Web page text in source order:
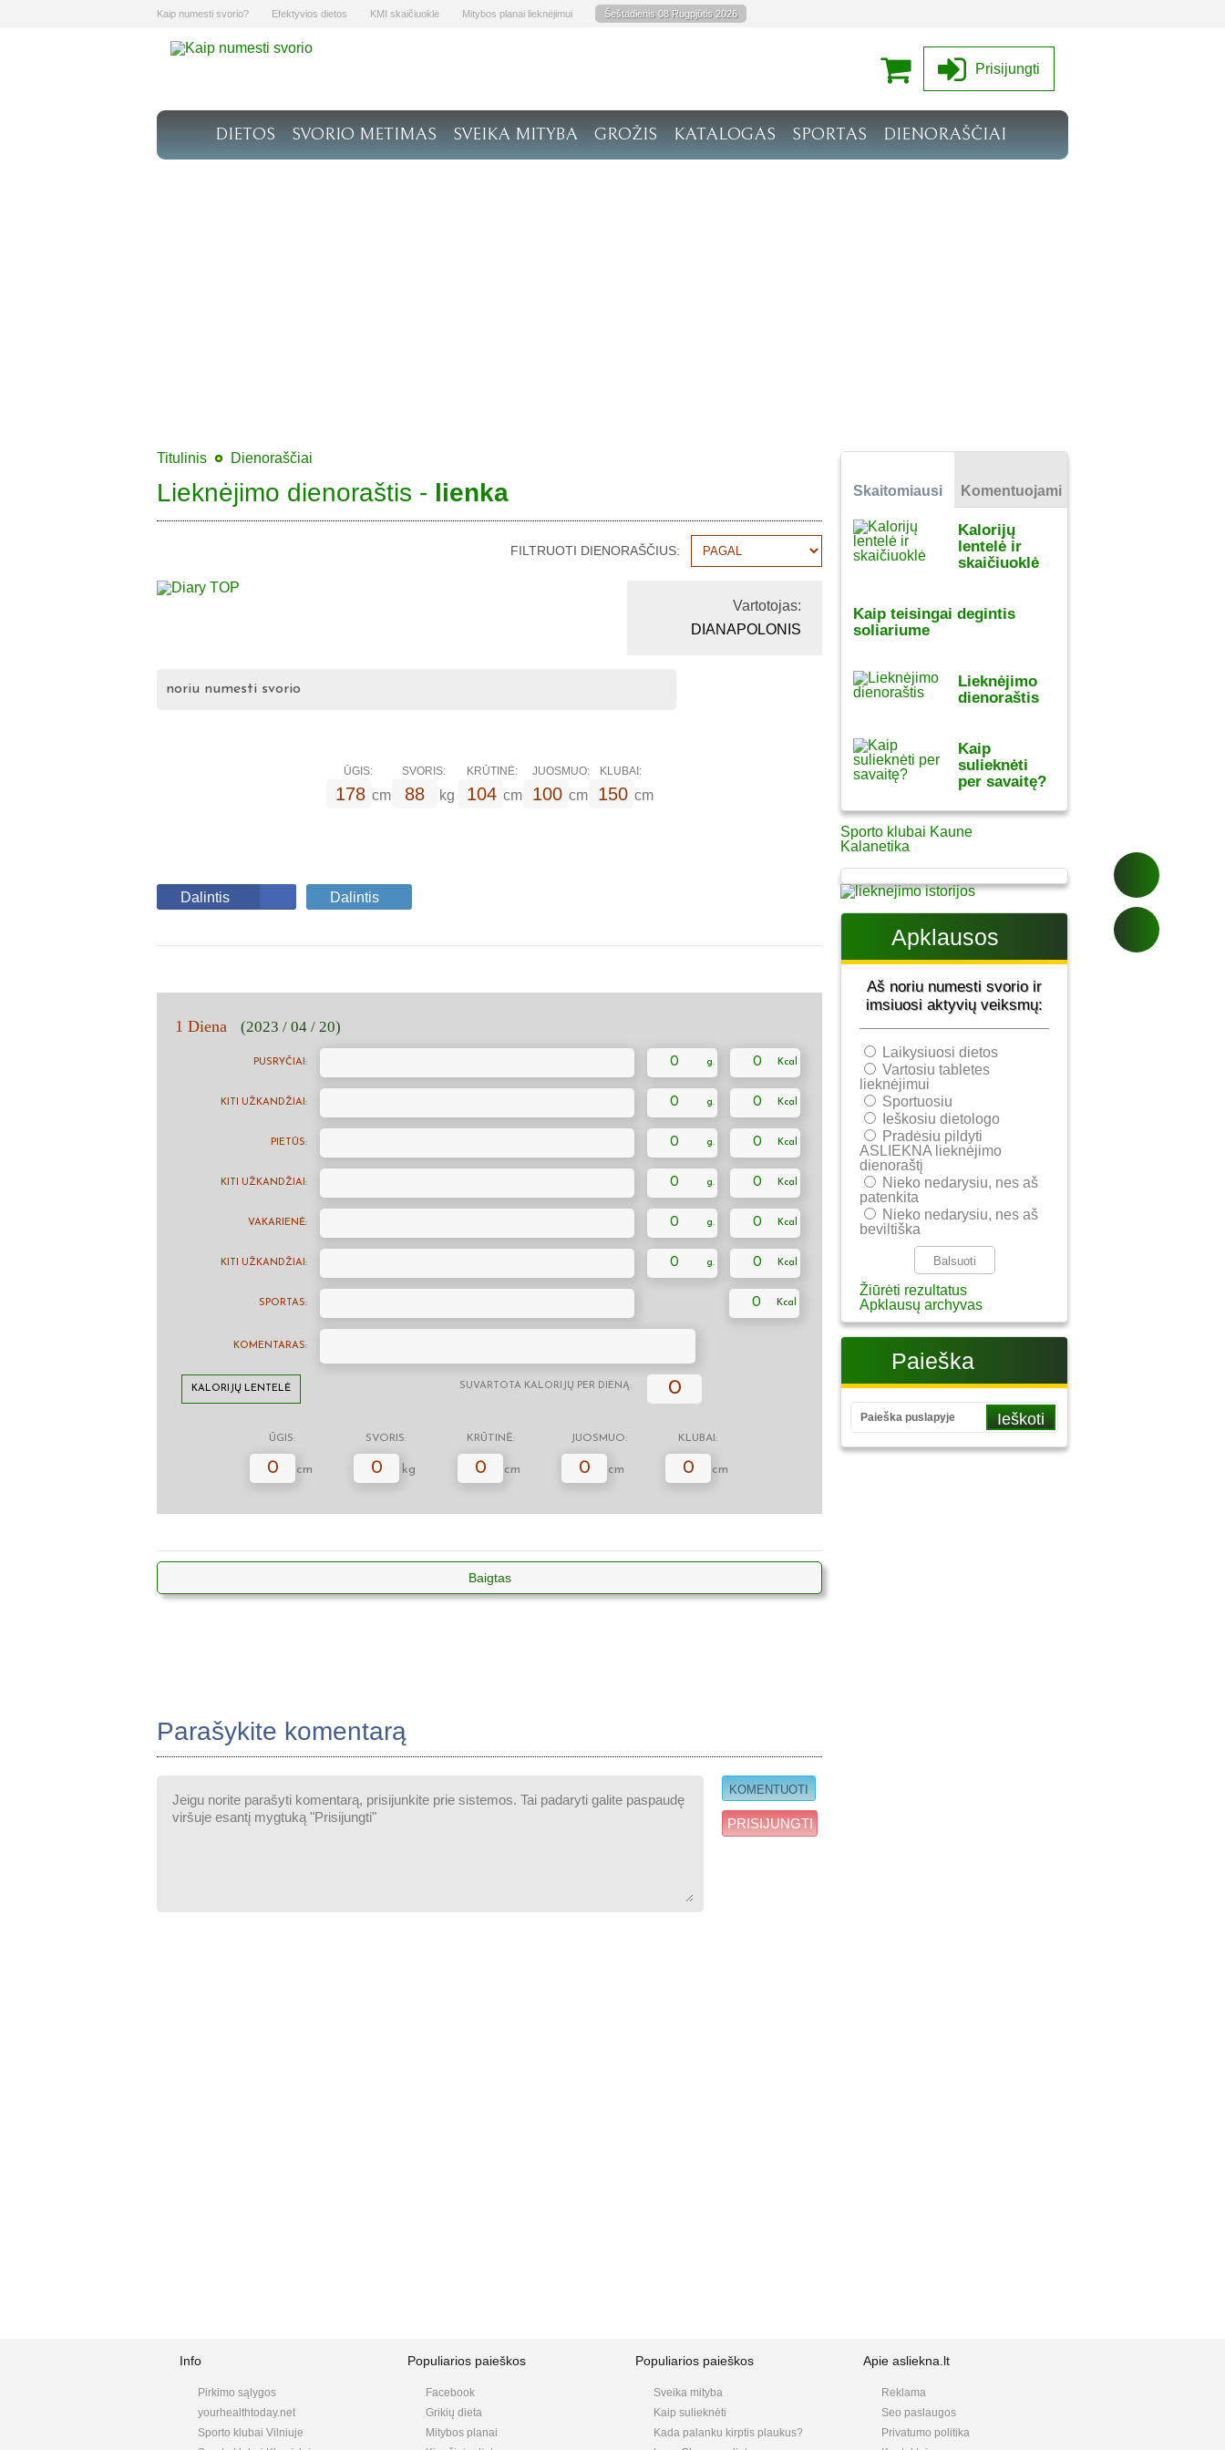
Kaip numesti svorio? Efektyvios dietos KMI skaičiuoklė Mitybos planai lieknėjimui Šeštadienis 08 Rugpjūtis 2026
Prisijungti
DIETOS SVORIO METIMAS SVEIKA MITYBA GROŽIS KATALOGAS SPORTAS DIENORAŠČIAI
Titulinis Dienoraščiai
Lieknėjimo dienoraštis - lienka
FILTRUOTI DIENORAŠČIUS:
Vartotojas:
DIANAPOLONIS
noriu numesti svorio
ŪGIS: SVORIS: KRŪTINĖ: JUOSMUO: KLUBAI:
178 cm 88 kg 104 cm 100 cm 150 cm
Dalintis Dalintis
1 Diena (2023 / 04 / 20)
PUSRYČIAI: 0 0
KITI UŽKANDŽIAI: 0 0
PIETŪS: 0 0
KITI UŽKANDŽIAI: 0 0
VAKARIENĖ: 0 0
KITI UŽKANDŽIAI: 0 0
SPORTAS: 0
KOMENTARAS:
KALORIJŲ LENTELĖ SUVARTOTA KALORIJŲ PER DIENĄ: 0
ŪGIS: SVORIS: KRŪTINĖ: JUOSMUO: KLUBAI:
0 cm 0 kg 0 cm 0 cm 0 cm
Baigtas
Parašykite komentarą
PRISIJUNGTI
Skaitomiausi Komentuojami
Kalorijų
lentelė ir
skaičiuoklė
Kaip teisingai degintis
soliariume
Lieknėjimo
dienoraštis
Kaip
sulieknėti
per savaitę?
Sporto klubai Kaune
Kalanetika
Apklausos
Aš noriu numesti svorio ir
imsiuosi aktyvių veiksmų:
Laikysiuosi dietos
Vartosiu tabletes
lieknėjimui
Sportuosiu
Ieškosiu dietologo
Pradėsiu pildyti
ASLIEKNA lieknėjimo
dienoraštį
Nieko nedarysiu, nes aš
patenkita
Nieko nedarysiu, nes aš
beviltiška
Žiūrėti rezultatus
Apklausų archyvas
Paieška
Info
Pirkimo sąlygos
yourhealthtoday.net
Sporto klubai Vilniuje
Populiarios paieškos
Facebook
Grikių dieta
Mitybos planai
Populiarios paieškos
Sveika mityba
Kaip sulieknėti
Kada palanku kirptis plaukus?
Apie asliekna.lt
Reklama
Seo paslaugos
Privatumo politika